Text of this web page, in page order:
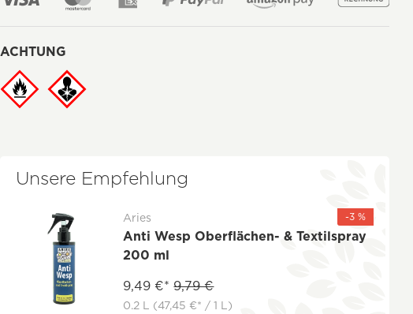
ACHTUNG
Unsere Empfehlung
-3 %
Aries
Anti Wesp Oberflächen- & Textilspray
200 ml
9,49 €* 9,79 €
0.2 L (47,45 €* / 1 L)